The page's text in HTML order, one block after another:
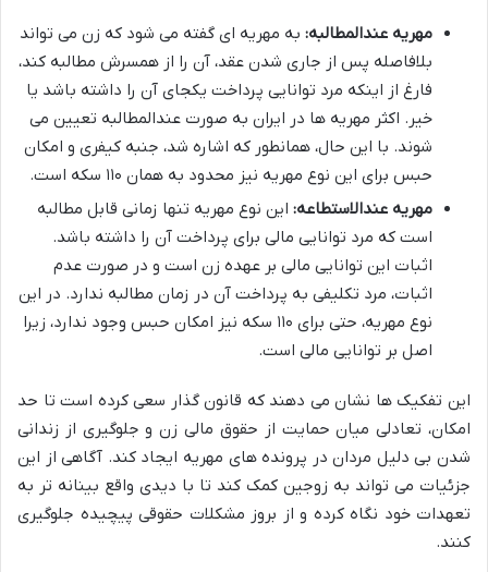
مهریه عندالمطالبه: به مهریه ای گفته می شود که زن می تواند
بلافاصله پس از جاری شدن عقد، آن را از همسرش مطالبه کند،
فارغ از اینکه مرد توانایی پرداخت یکجای آن را داشته باشد یا
خیر. اکثر مهریه ها در ایران به صورت عندالمطالبه تعیین می
شوند. با این حال، همانطور که اشاره شد، جنبه کیفری و امکان
حبس برای این نوع مهریه نیز محدود به همان ۱۱۰ سکه است.
مهریه عندالاستطاعه: این نوع مهریه تنها زمانی قابل مطالبه
است که مرد توانایی مالی برای پرداخت آن را داشته باشد.
اثبات این توانایی مالی بر عهده زن است و در صورت عدم
اثبات، مرد تکلیفی به پرداخت آن در زمان مطالبه ندارد. در این
نوع مهریه، حتی برای ۱۱۰ سکه نیز امکان حبس وجود ندارد، زیرا
اصل بر توانایی مالی است.
این تفکیک ها نشان می دهند که قانون گذار سعی کرده است تا حد
امکان، تعادلی میان حمایت از حقوق مالی زن و جلوگیری از زندانی
شدن بی دلیل مردان در پرونده های مهریه ایجاد کند. آگاهی از این
جزئیات می تواند به زوجین کمک کند تا با دیدی واقع بینانه تر به
تعهدات خود نگاه کرده و از بروز مشکلات حقوقی پیچیده جلوگیری
کنند.